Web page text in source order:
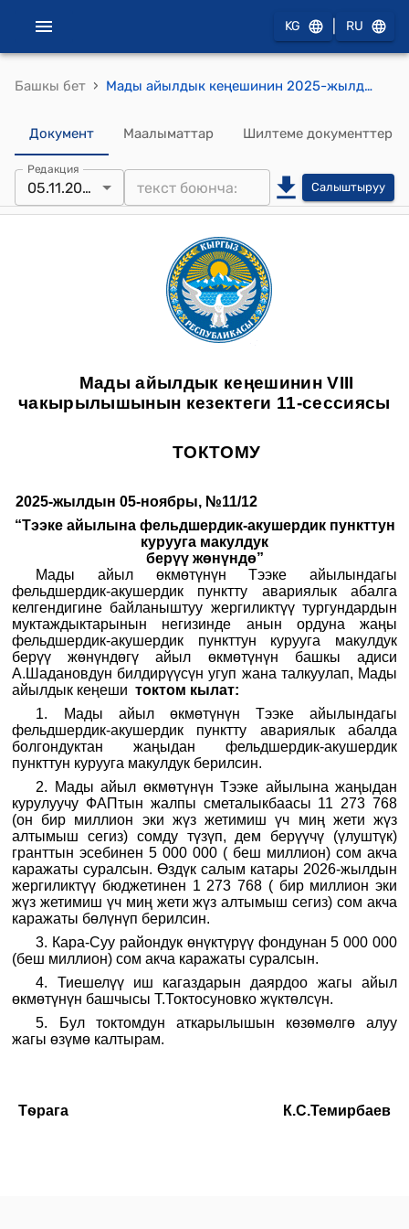
KG RU
Башкы бет › Мады айылдык кеңешинин 2025-жылдын 05-ноябрындагы № 11/12 “Тээке айылына фельдшердик-акушердик пункттун курууга макулдук берүү жөнүндө” токтому
Документ Маалыматтар Шилтеме документтер
Редакция
05.11.2025 Салыштыруу